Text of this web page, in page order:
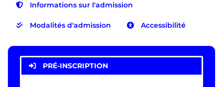
Informations sur l'admission
Modalités d'admission Accessibilité
PRÉ-INSCRIPTION